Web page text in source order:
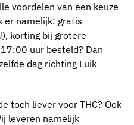
voordelen van een keuze
er namelijk: gratis
korting bij grotere
uur besteld? Dan
dag richting Luik
toch liever voor THC? Ook
leveren namelijk